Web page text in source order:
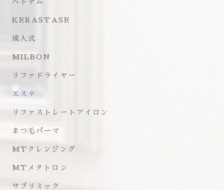
ベトナム
KERASTASE
成人式
MILBON
リファドライヤー
エステ
リファストレートアイロン
まつ毛パーマ
MTクレンジング
MTメタトロン
サブリミック